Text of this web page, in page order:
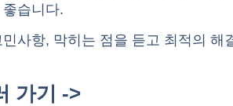
습니다.
사항, 막히는 점을 듣고 최적의 해
가기 ->